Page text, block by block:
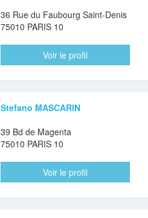
36 Rue du Faubourg Saint-Denis
75010 PARIS 10
Voir le profil
Stefano MASCARIN
39 Bd de Magenta
75010 PARIS 10
Voir le profil